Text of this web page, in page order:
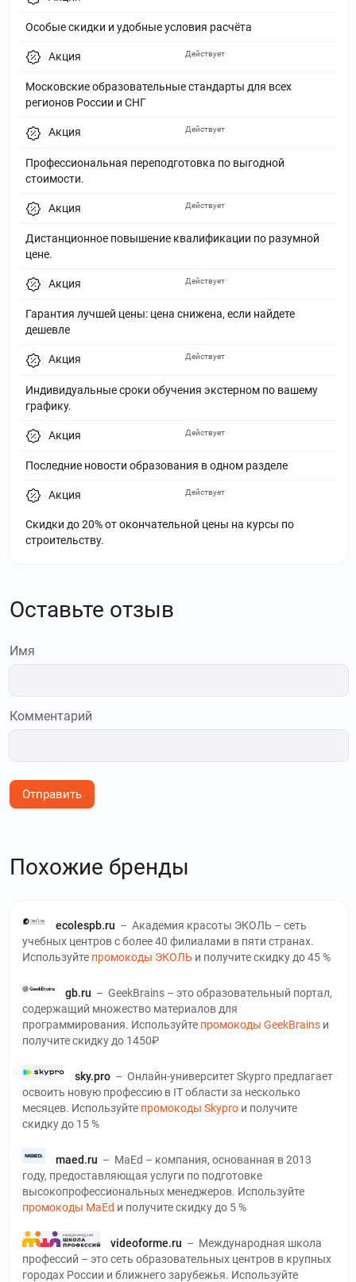
Особые скидки и удобные условия расчёта
Акция
Московские образовательные стандарты для всех
регионов России и СНГ
Действует
Акция
Профессиональная переподготовка по выгодной
стоимости.
Действует
Акция
Дистанционное повышение квалификации по разумной
цене.
Действует
Акция
Гарантия лучшей цены: цена снижена, если найдете
дешевле
Действует
Акция
Индивидуальные сроки обучения экстерном по вашему
графику.
Действует
Акция
Последние новости образования в одном разделе
Действует
Акция
Скидки до 20% от окончательной цены на курсы по
строительству.
Действует
Оставьте отзыв
Имя
Комментарий
Отправить
Похожие бренды
ecolespb.ru – Академия красоты ЭКОЛЬ – сеть
учебных центров с более 40 филиалами в пяти странах.
Используйте промокоды ЭКОЛЬ и получите скидку до 45 %
gb.ru –GeekBrains – это образовательный портал,
содержащий множество материалов для
программирования. Используйте промокоды GeekBrains и
получите скидку до 1450₽
sky.pro– Онлайн-университет Skypro предлагает
освоить новую профессию в ІТ области за несколько
месяцев. Используйте промокоды Skypro и получите
скидку до 15 %
maed.ru – MaEd – компания, основанная в 2013
году, предоставляющая услуги по подготовке
высокопрофессиональных менеджеров. Используйте
промокоды MaEd и получите скидку до 5 %
videoforme.ru – Международная школа
профессий – это сеть образовательных центров в крупных
городах России и ближнего зарубежья. Используйте